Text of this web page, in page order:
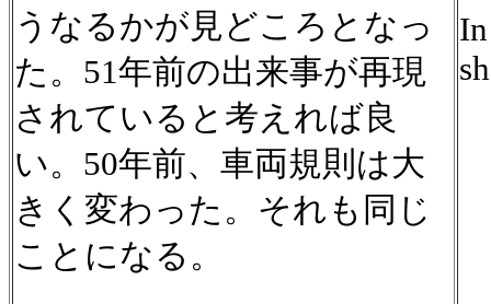
うなるかが見どころとなっ
た。51年前の出来事が再現
されていると考えれば良
い。50年前、車両規則は大
きく変わった。それも同じ
ことになる。